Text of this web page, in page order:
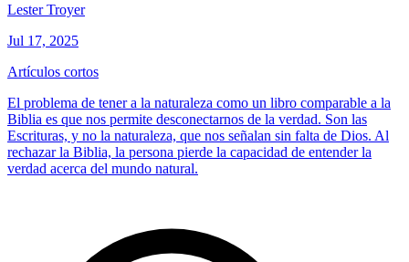
Lester Troyer
Jul 17, 2025
Artículos cortos
El problema de tener a la naturaleza como un libro comparable a la
Biblia es que nos permite desconectarnos de la verdad. Son las
Escrituras, y no la naturaleza, que nos señalan sin falta de Dios. Al
rechazar la Biblia, la persona pierde la capacidad de entender la
verdad acerca del mundo natural.